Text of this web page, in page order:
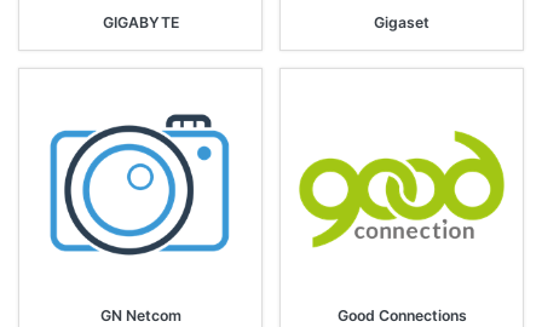
GIGABYTE Gigaset
GN Netcom Good Connections